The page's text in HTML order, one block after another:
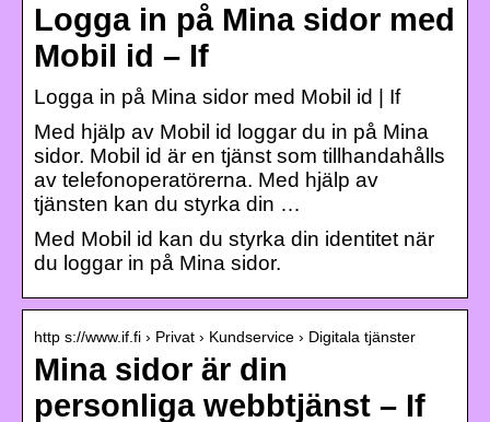
Logga in på Mina sidor med
Mobil id – If
Logga in på Mina sidor med Mobil id | If
Med hjälp av Mobil id loggar du in på Mina
sidor. Mobil id är en tjänst som tillhandahålls
av telefonoperatörerna. Med hjälp av
tjänsten kan du styrka din …
Med Mobil id kan du styrka din identitet när
du loggar in på Mina sidor.
http s://www.if.fi › Privat › Kundservice › Digitala tjänster
Mina sidor är din
personliga webbtjänst – If